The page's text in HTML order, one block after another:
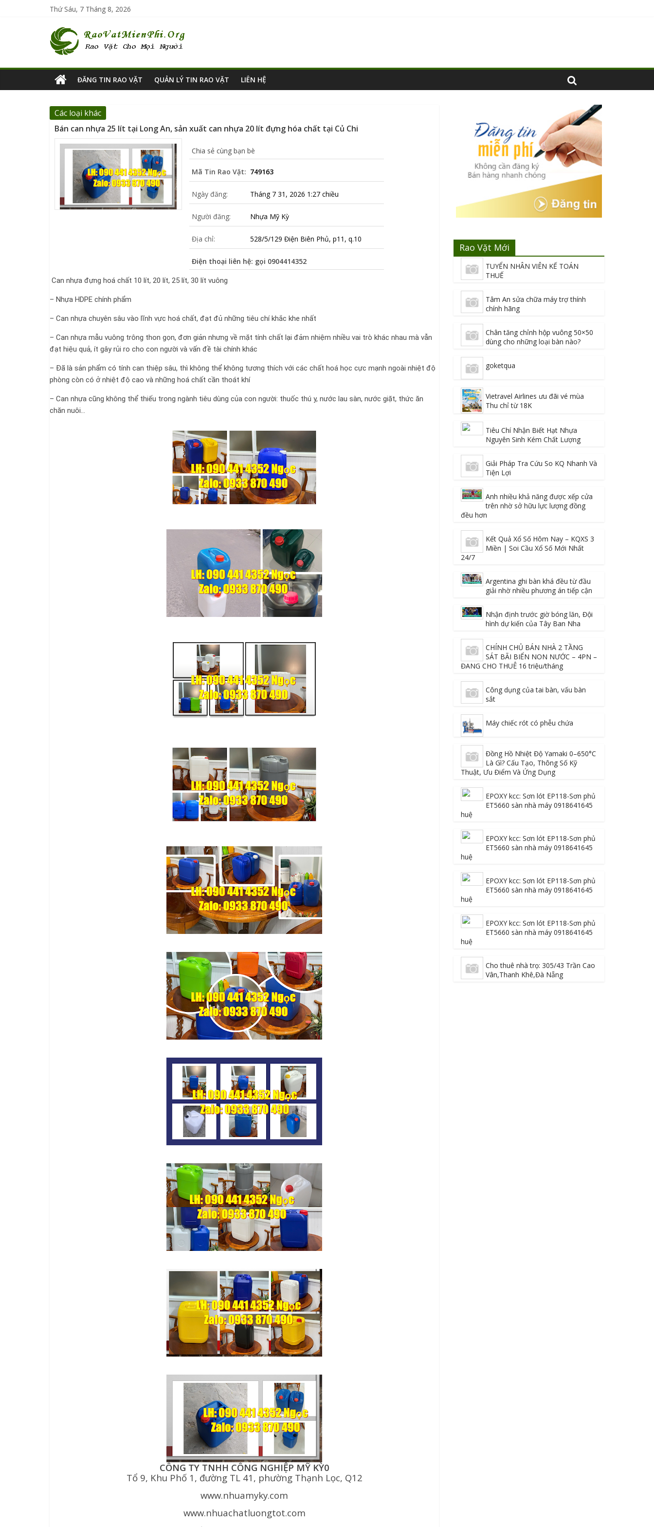
Thứ Sáu, 7 Tháng 8, 2026
ĐĂNG TIN RAO VẶT QUẢN LÝ TIN RAO VẶT LIÊN HỆ
Các loại khác
Bán can nhựa 25 lít tại Long An, sản xuất can nhựa 20 lít đựng hóa chất tại Củ Chi
Chia sẻ cùng bạn bè
Mã Tin Rao Vặt: 749163
Ngày đăng: Tháng 7 31, 2026 1:27 chiều
Người đăng: Nhựa Mỹ Kỳ
Địa chỉ: 528/5/129 Điện Biên Phủ, p11, q.10
Điện thoại liên hệ: gọi 0904414352
Can nhựa đựng hoá chất 10 lít, 20 lít, 25 lít, 30 lít vuông
– Nhựa HDPE chính phẩm
– Can nhựa chuyên sâu vào lĩnh vực hoá chất, đạt đủ những tiêu chí khắc khe nhất
– Can nhựa mẫu vuông trông thon gọn, đơn giản nhưng về mặt tính chất lại đảm nhiệm nhiều vai trò khác nhau mà vẫn
đạt hiệu quả, ít gây rủi ro cho con người và vấn đề tài chính khác
– Đã là sản phẩm có tính can thiệp sâu, thì không thể không tương thích với các chất hoá học cực mạnh ngoài nhiệt độ
phòng còn có ở nhiệt độ cao và những hoá chất cần thoát khí
– Can nhựa cũng không thể thiếu trong ngành tiêu dùng của con người: thuốc thú y, nước lau sàn, nước giặt, thức ăn
chăn nuôi…
CÔNG TY TNHH CÔNG NGHIỆP MỸ KỲ0
Tổ 9, Khu Phố 1, đường TL 41, phường Thạnh Lọc, Q12
www.nhuamyky.com
www.nhuachatluongtot.com
Rao Vặt Mới
TUYỂN NHÂN VIÊN KẾ TOÁN
THUẾ
Tâm An sửa chữa máy trợ thính
chính hãng
Chân tăng chỉnh hộp vuông 50×50
dùng cho những loại bàn nào?
goketqua
Vietravel Airlines ưu đãi vé mùa
Thu chỉ từ 18K
Tiêu Chí Nhận Biết Hạt Nhựa
Nguyên Sinh Kém Chất Lượng
Giải Pháp Tra Cứu So KQ Nhanh Và
Tiện Lợi
Anh nhiều khả năng được xếp cửa
trên nhờ sở hữu lực lượng đồng
đều hơn
Kết Quả Xổ Số Hôm Nay – KQXS 3
Miền | Soi Cầu Xổ Số Mới Nhất
24/7
Argentina ghi bàn khá đều từ đầu
giải nhờ nhiều phương án tiếp cận
Nhận định trước giờ bóng lăn, Đội
hình dự kiến của Tây Ban Nha
CHÍNH CHỦ BÁN NHÀ 2 TẦNG
SÁT BÃI BIỂN NON NƯỚC – 4PN –
ĐANG CHO THUÊ 16 triệu/tháng
Công dụng của tai bàn, vấu bàn
sắt
Máy chiếc rót có phễu chứa
Đồng Hồ Nhiệt Độ Yamaki 0–650°C
Là Gì? Cấu Tạo, Thông Số Kỹ
Thuật, Ưu Điểm Và Ứng Dụng
EPOXY kcc: Sơn lót EP118-Sơn phủ
ET5660 sàn nhà máy 0918641645
huệ
EPOXY kcc: Sơn lót EP118-Sơn phủ
ET5660 sàn nhà máy 0918641645
huệ
EPOXY kcc: Sơn lót EP118-Sơn phủ
ET5660 sàn nhà máy 0918641645
huệ
EPOXY kcc: Sơn lót EP118-Sơn phủ
ET5660 sàn nhà máy 0918641645
huệ
Cho thuê nhà trọ: 305/43 Trần Cao
Vân,Thanh Khê,Đà Nẵng